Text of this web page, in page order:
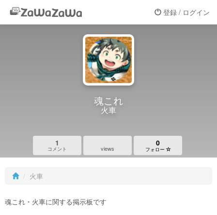
登録 / ログイン
魂これ
火車
1
コメント views
0
フォロー
火車
魂これ・火車に関する掲示板です